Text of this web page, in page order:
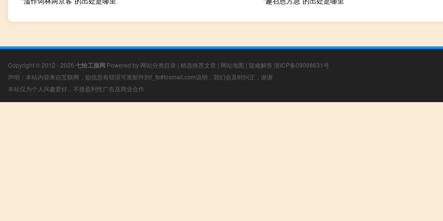
Copyright © 2012 - 2026 七恰工服网 Powered by 网站分类目录 | 精选推荐文章 | 网站地图 | 疑难解答 浙ICP备09098631号
声明：本站内容来自互联网，如信息有错误可发邮件到f_fb#foxmail.com说明，我们会及时纠正，谢谢
本站仅为个人兴趣爱好，不接盈利性广告及商业合作